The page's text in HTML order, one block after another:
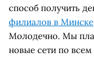
способ получить
филиалов в Минске
Молодечно. Мы
новые сети по